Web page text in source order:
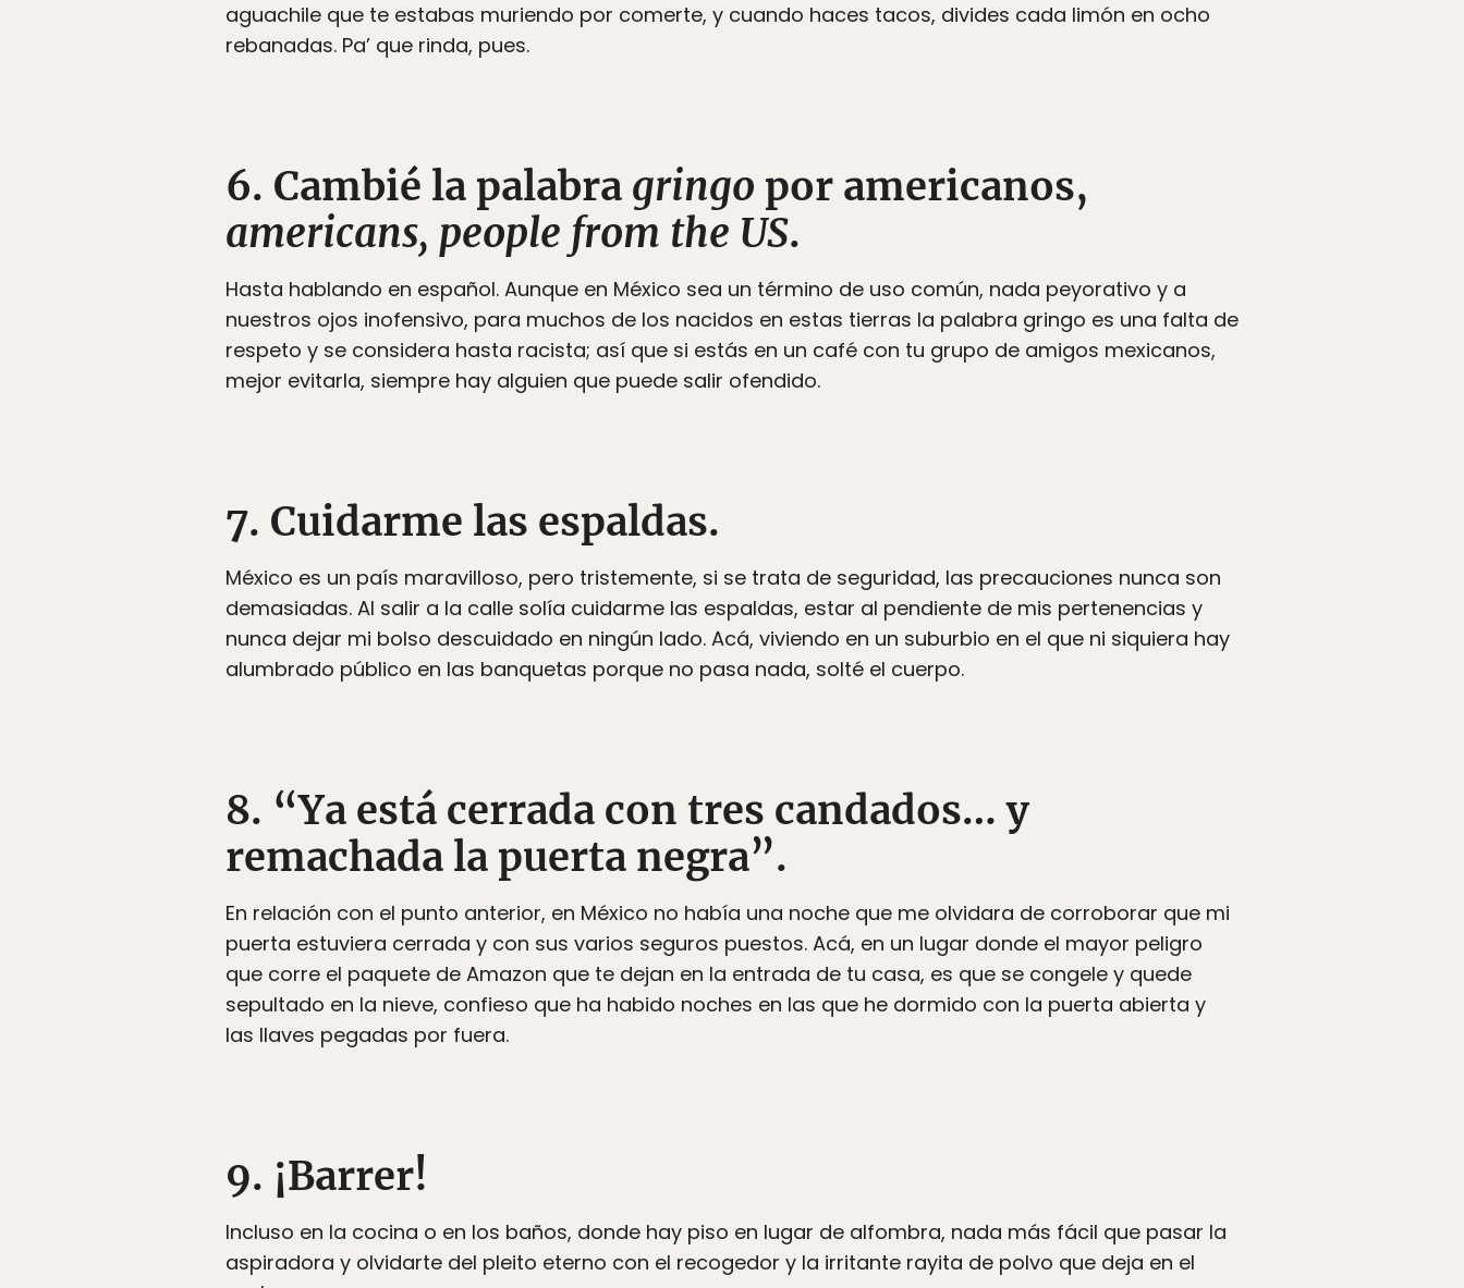
aguachile que te estabas muriendo por comerte, y cuando haces tacos, divides cada limón en ocho
rebanadas. Pa’ que rinda, pues.
6. Cambié la palabra gringo por americanos,
americans, people from the US.
Hasta hablando en español. Aunque en México sea un término de uso común, nada peyorativo y a
nuestros ojos inofensivo, para muchos de los nacidos en estas tierras la palabra gringo es una falta de
respeto y se considera hasta racista; así que si estás en un café con tu grupo de amigos mexicanos,
mejor evitarla, siempre hay alguien que puede salir ofendido.
7. Cuidarme las espaldas.
México es un país maravilloso, pero tristemente, si se trata de seguridad, las precauciones nunca son
demasiadas. Al salir a la calle solía cuidarme las espaldas, estar al pendiente de mis pertenencias y
nunca dejar mi bolso descuidado en ningún lado. Acá, viviendo en un suburbio en el que ni siquiera hay
alumbrado público en las banquetas porque no pasa nada, solté el cuerpo.
8. “Ya está cerrada con tres candados… y
remachada la puerta negra”.
En relación con el punto anterior, en México no había una noche que me olvidara de corroborar que mi
puerta estuviera cerrada y con sus varios seguros puestos. Acá, en un lugar donde el mayor peligro
que corre el paquete de Amazon que te dejan en la entrada de tu casa, es que se congele y quede
sepultado en la nieve, confieso que ha habido noches en las que he dormido con la puerta abierta y
las llaves pegadas por fuera.
9. ¡Barrer!
Incluso en la cocina o en los baños, donde hay piso en lugar de alfombra, nada más fácil que pasar la
aspiradora y olvidarte del pleito eterno con el recogedor y la irritante rayita de polvo que deja en el